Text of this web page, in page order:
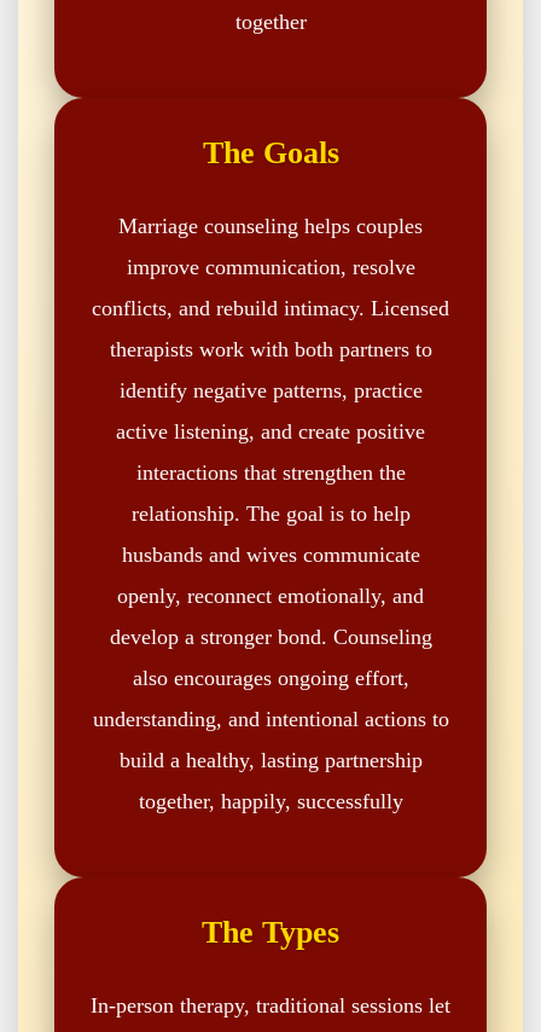
together
The Goals
Marriage counseling helps couples
improve communication, resolve
conflicts, and rebuild intimacy. Licensed
therapists work with both partners to
identify negative patterns, practice
active listening, and create positive
interactions that strengthen the
relationship. The goal is to help
husbands and wives communicate
openly, reconnect emotionally, and
develop a stronger bond. Counseling
also encourages ongoing effort,
understanding, and intentional actions to
build a healthy, lasting partnership
together, happily, successfully
The Types
In-person therapy, traditional sessions let